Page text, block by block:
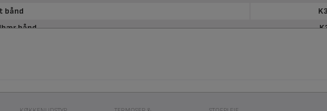
bånd
bånd